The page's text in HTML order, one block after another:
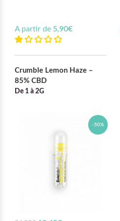
A partir de 5,90€
Crumble Lemon Haze –
85% CBD
De 1 à 2G
-50%